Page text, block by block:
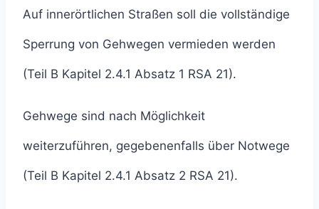
Auf innerörtlichen Straßen soll die vollständige
Sperrung von Gehwegen vermieden werden
(Teil B Kapitel 2.4.1 Absatz 1 RSA 21).
Gehwege sind nach Möglichkeit
weiterzuführen, gegebenenfalls über Notwege
(Teil B Kapitel 2.4.1 Absatz 2 RSA 21).